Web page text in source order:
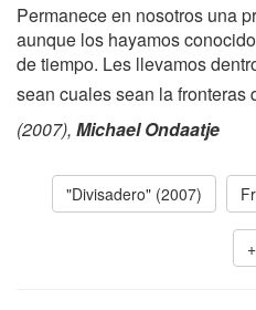
Permanece en nosotros una
aunque los hayamos
de tiempo. Les llevamos
sean cuales sean la fronteras
(2007), Michael Ondaatje
"Divisadero" (2007)